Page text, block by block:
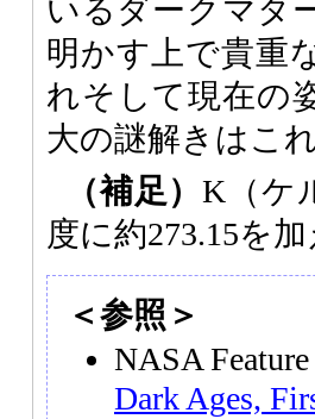
いるダークマタ
明かす上で貴重
れそして現在の
大の謎解きはこ
（補足）K（ケ
度に約273.15を
＜参照＞
NASA Feature
Dark Ages,